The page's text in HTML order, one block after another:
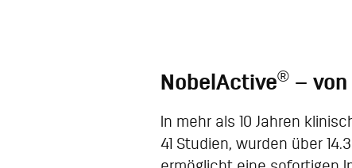
NobelActive® –
In mehr als 10 Jahren
41 Studien, wurden über